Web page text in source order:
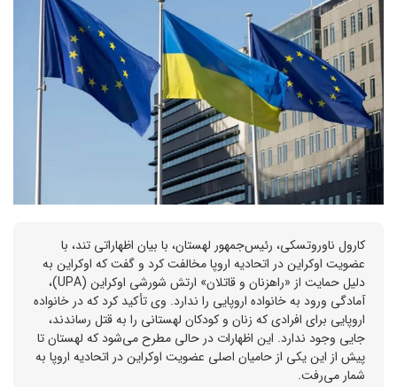
کارول ناوروتسکی، رئیس‌جمهور لهستان، با بیان اظهاراتی تند، با
عضویت اوکراین در اتحادیه اروپا مخالفت کرد و گفت که اوکراین به
دلیل حمایت از «راهزنان و قاتلان» ارتش شورشی اوکراین (UPA)،
آمادگی ورود به خانواده اروپایی را ندارد. وی تأکید کرد که در خانواده
اروپایی برای افرادی که زنان و کودکان لهستانی را به قتل رساندند،
جایی وجود ندارد. این اظهارات در حالی مطرح می‌شود که لهستان تا
پیش از این یکی از حامیان اصلی عضویت اوکراین در اتحادیه اروپا به
شمار می‌رفت.